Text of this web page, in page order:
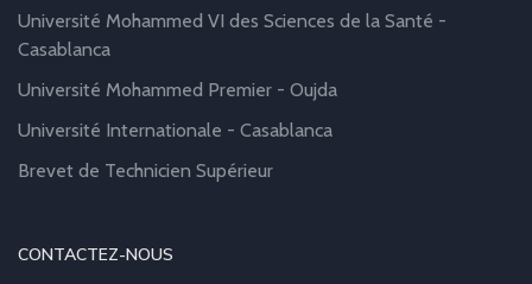
Université Mohammed VI des Sciences de la Santé -
Casablanca
Université Mohammed Premier - Oujda
Université Internationale - Casablanca
Brevet de Technicien Supérieur
CONTACTEZ-NOUS